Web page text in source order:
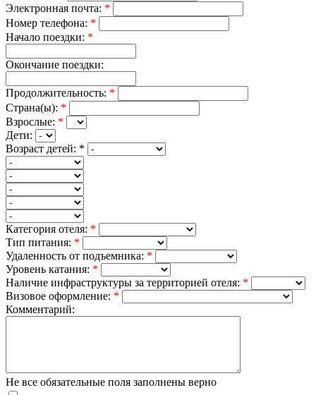
Электронная почта: *
Номер телефона: *
Начало поездки: *
Окончание поездки:
Продолжительность: *
Страна(ы): *
Взрослые: *
Дети:
Возраст детей: *
Категория отеля: *
Тип питания: *
Удаленность от подъемника: *
Уровень катания: *
Наличие инфраструктуры за территорией отеля: *
Визовое оформление: *
Комментарий:
Не все обязательные поля заполнены верно